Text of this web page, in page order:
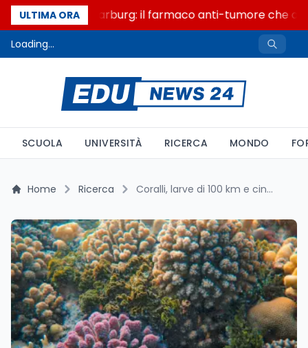
ULTIMA ORA
Un secolo di Warburg: il farmaco anti-tumore che
Loading...
SCUOLA UNIVERSITÀ RICERCA MONDO
Home Ricerca Coralli, larve di 100 km e cinque alghe simbionti: cosa svela lo studio